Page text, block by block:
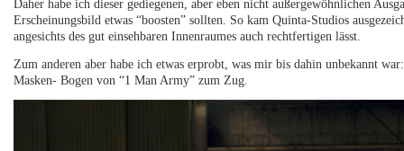
Daher habe ich dieser gediegenen, aber eben nicht außergewöhnlichen
Erscheinungsbild etwas “boosten” sollten. So kam Quinta-Studios
angesichts des gut einsehbaren Innenraumes auch rechtfertigen lässt.
Zum anderen aber habe ich etwas erprobt, was mir bis dahin unbekannt
Masken- Bogen von “1 Man Army” zum Zug.